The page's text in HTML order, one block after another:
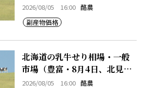
2026/08/05 16:00 酪農
副産物価格
北海道の乳牛せり相場・一般
市場（豊富・8月4日、北見・8
月4日、早来・8月4日）
2026/08/05 16:00 酪農